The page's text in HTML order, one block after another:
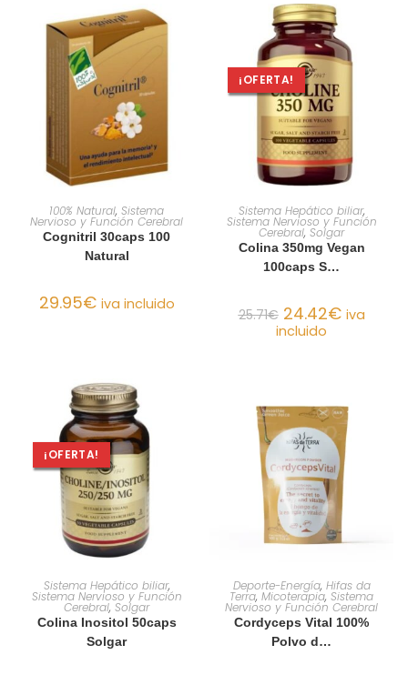
AÑADIR AL CARRITO
100% Natural, Sistema
Nervioso y Función Cerebral
Cognitril 30caps 100
Natural
29.95€ iva incluido
¡OFERTA!
AÑADIR AL CARRITO
Sistema Hepático biliar,
Sistema Nervioso y Función
Cerebral, Solgar
Colina 350mg Vegan
100caps S…
25.71€ 24.42€ iva
incluido
¡OFERTA!
AÑADIR AL CARRITO
Sistema Hepático biliar,
Sistema Nervioso y Función
Cerebral, Solgar
Colina Inositol 50caps
Solgar
AÑADIR AL CARRITO
Deporte-Energía, Hifas da
Terra, Micoterapia, Sistema
Nervioso y Función Cerebral
Cordyceps Vital 100%
Polvo d…